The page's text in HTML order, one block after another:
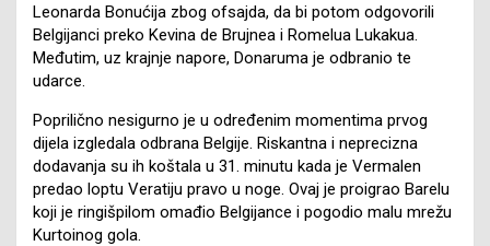
Leonarda Bonućija zbog ofsajda, da bi potom odgovorili
Belgijanci preko Kevina de Brujnea i Romelua Lukakua.
Međutim, uz krajnje napore, Donaruma je odbranio te
udarce.
Poprilično nesigurno je u određenim momentima prvog
dijela izgledala odbrana Belgije. Riskantna i neprecizna
dodavanja su ih koštala u 31. minutu kada je Vermalen
predao loptu Veratiju pravo u noge. Ovaj je proigrao Barelu
koji je ringišpilom omađio Belgijance i pogodio malu mrežu
Kurtoinog gola.